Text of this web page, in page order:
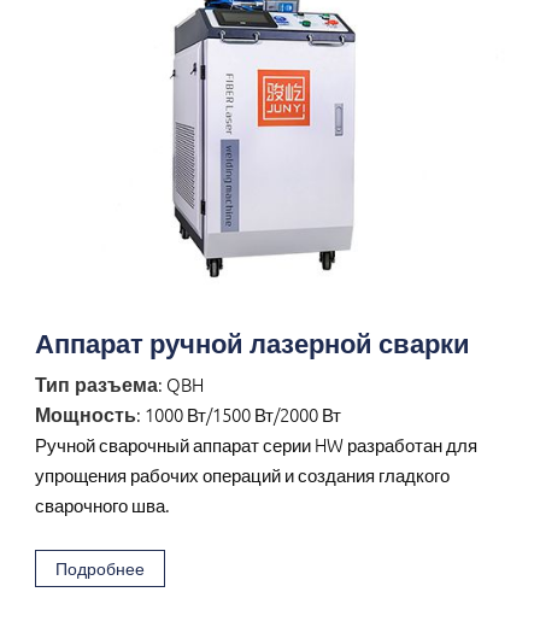
Аппарат ручной лазерной сварки
Тип разъема: QBH
Мощность: 1000 Вт/1500 Вт/2000 Вт
Ручной сварочный аппарат серии HW разработан для
упрощения рабочих операций и создания гладкого
сварочного шва.
Подробнее